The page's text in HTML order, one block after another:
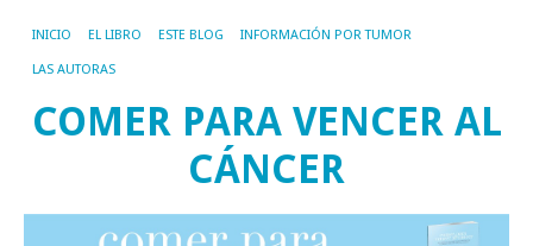
INICIO EL LIBRO ESTE BLOG INFORMACIÓN POR TUMOR
LAS AUTORAS
COMER PARA VENCER AL
CÁNCER